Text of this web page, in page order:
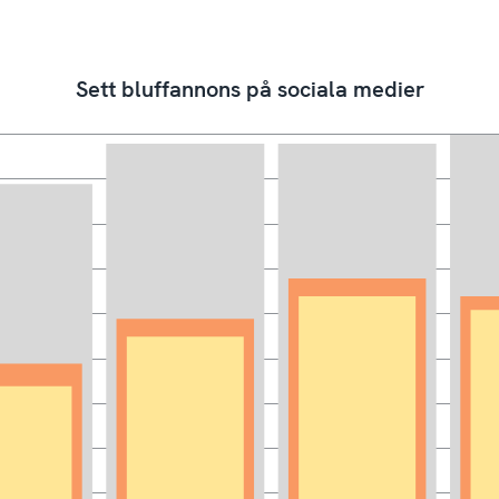
Sett bluffannons på sociala medier
på sociala medier? Med en bluffannons avses en